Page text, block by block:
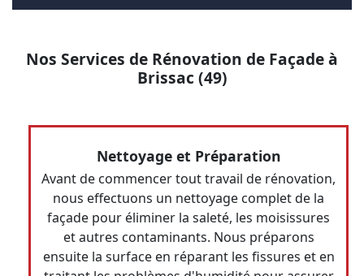
Nos Services de Rénovation de Façade à
Brissac (49)
Nettoyage et Préparation
Avant de commencer tout travail de rénovation,
nous effectuons un nettoyage complet de la
façade pour éliminer la saleté, les moisissures
et autres contaminants. Nous préparons
ensuite la surface en réparant les fissures et en